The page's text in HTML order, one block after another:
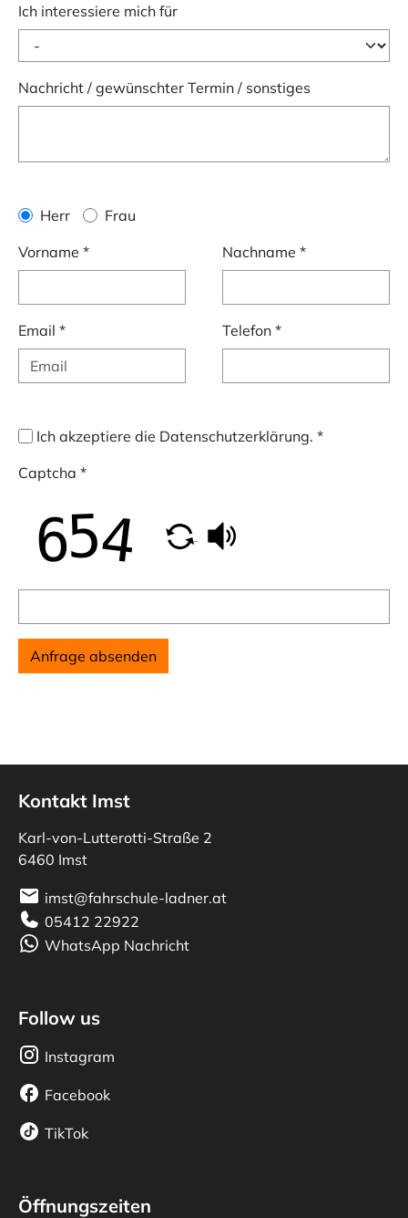
Ich interessiere mich für
Nachricht / gewünschter Termin / sonstiges
Herr
Frau
Vorname * Nachname *
Email * Telefon *
Ich akzeptiere die Datenschutzerklärung. *
Captcha *
Anfrage absenden
Kontakt Imst
Karl-von-Lutterotti-Straße 2
6460 Imst
imst@fahrschule-ladner.at
05412 22922
WhatsApp Nachricht
Follow us
Instagram
Facebook
TikTok
Öffnungszeiten